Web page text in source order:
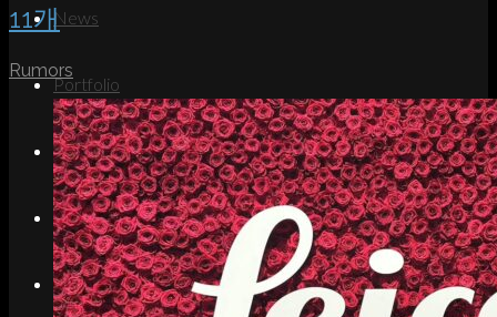
News
Portfolio
About
Contact
Search
11개
Rumors